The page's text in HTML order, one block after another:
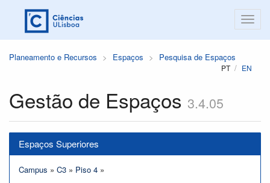
Planeamento e Recursos Espaços Pesquisa de Espaços
PT EN
Gestão de Espaços 3.4.05
Espaços Superiores
Campus » C3 » Piso 4 »